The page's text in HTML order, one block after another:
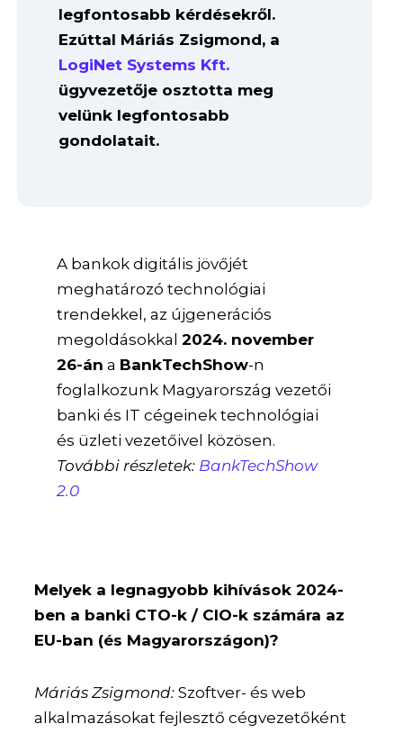
legfontosabb kérdésekről.
Ezúttal Máriás Zsigmond, a
LogiNet Systems Kft.
ügyvezetője osztotta meg
velünk legfontosabb
gondolatait.
A bankok digitális jövőjét
meghatározó technológiai
trendekkel, az újgenerációs
megoldásokkal2024. november
26-án a BankTechShow-n
foglalkozunk Magyarország vezetői
banki és IT cégeinek technológiai
és üzleti vezetőivel közösen.
További részletek: BankTechShow
2.0
Melyek a legnagyobb kihívások 2024-
ben a banki CTO-k / CIO-k számára az
EU-ban (és Magyarországon)?
Máriás Zsigmond: Szoftver- és web
alkalmazásokat fejlesztő cégvezetőként